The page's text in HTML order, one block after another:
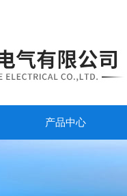
产品中心